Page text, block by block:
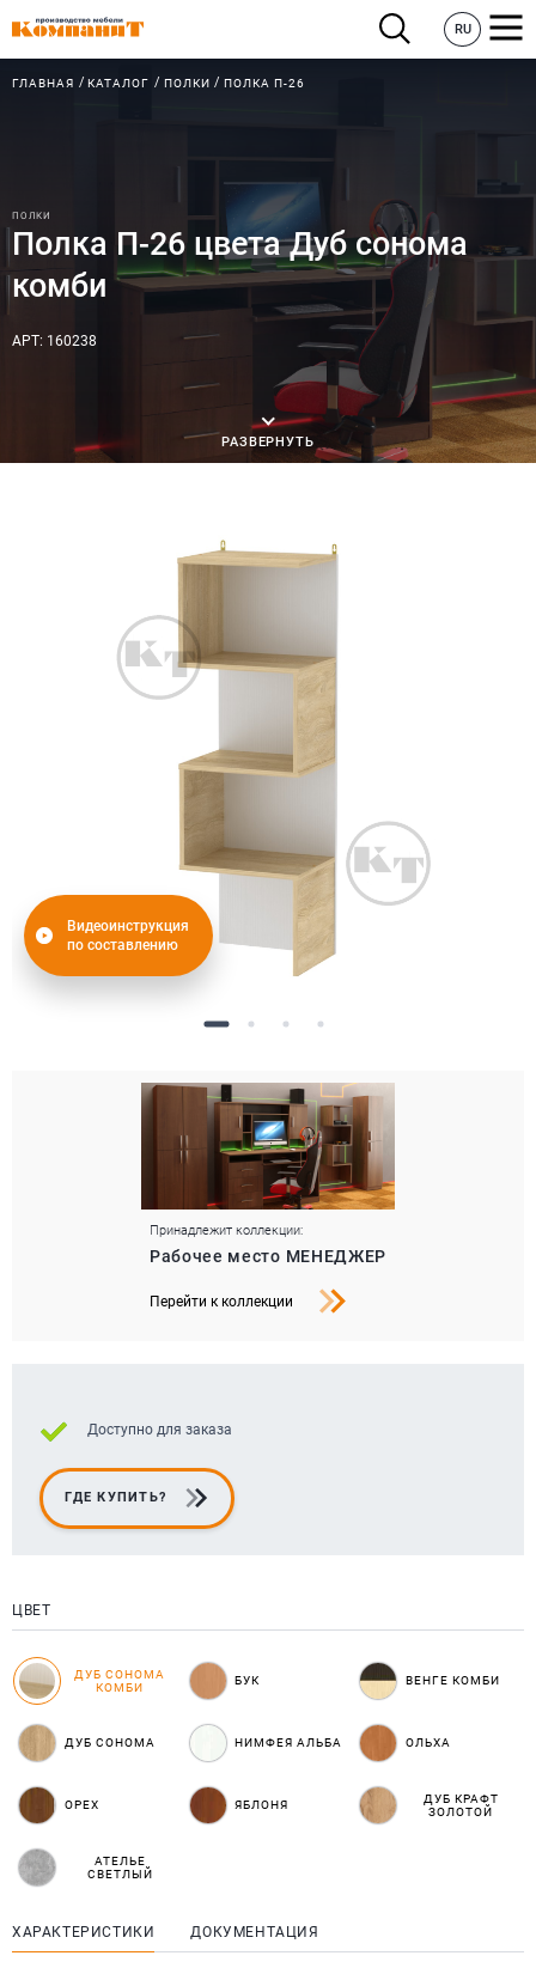
RU
ГЛАВНАЯ КАТАЛОГ ПОЛКИ ПОЛКА П-26
ПОЛКИ
Полка П-26 цвета Дуб сонома
комби
АРТ: 160238
РАЗВЕРНУТЬ
Видеоинструкция
по составлению
Принадлежит коллекции:
Рабочее место МЕНЕДЖЕР
Перейти к коллекции
Доступно для заказа
ГДЕ КУПИТЬ?
ЦВЕТ
ДУБ СОНОМА
КОМБИ
БУК ВЕНГЕ КОМБИ
ДУБ СОНОМА НИМФЕЯ АЛЬБА ОЛЬХА
ОРЕХ ЯБЛОНЯ
ДУБ КРАФТ
ЗОЛОТОЙ
АТЕЛЬЕ
СВЕТЛЫЙ
ХАРАКТЕРИСТИКИ ДОКУМЕНТАЦИЯ